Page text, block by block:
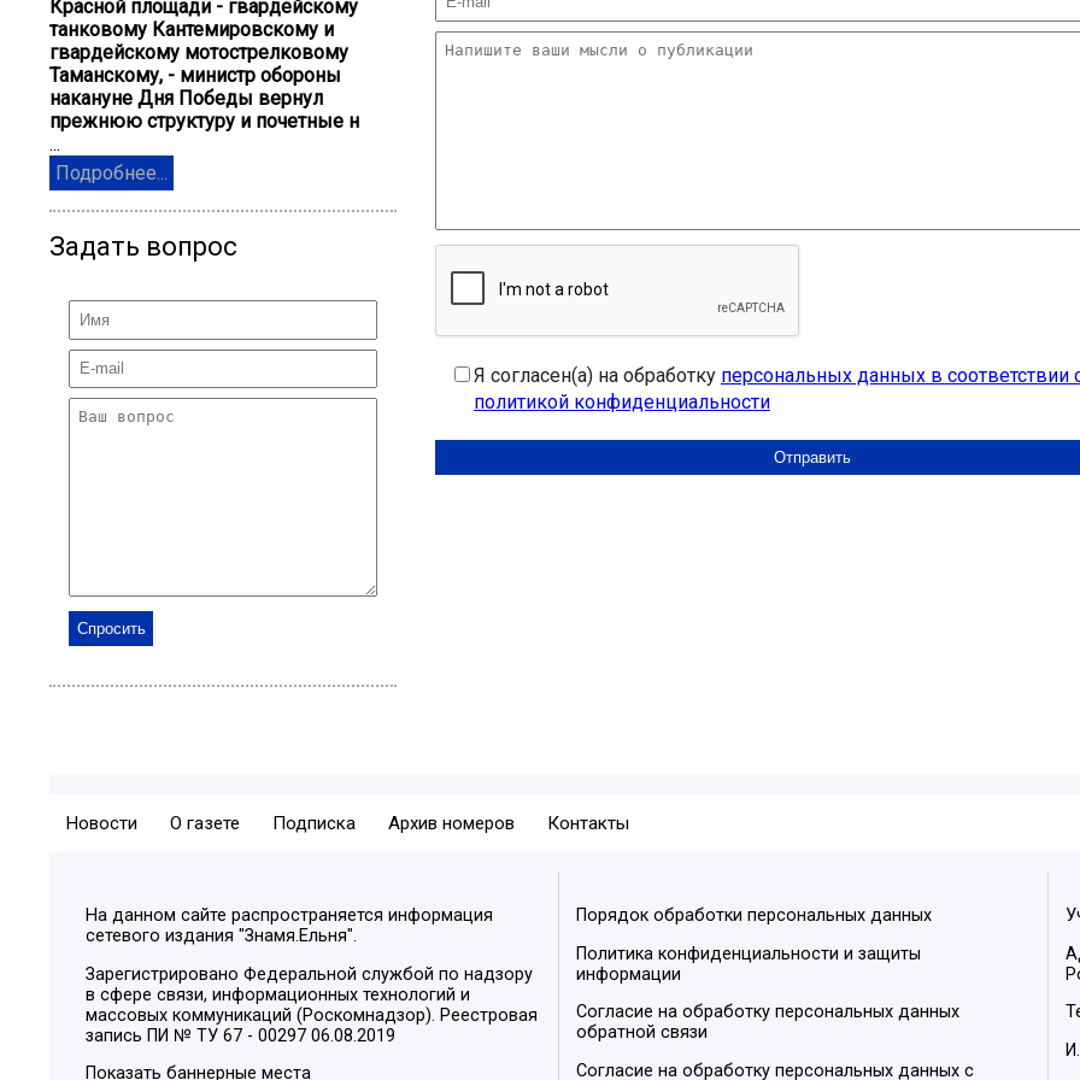
Красной площади - гвардейскому
танковому Кантемировскому и
гвардейскому мотострелковому
Таманскому, - министр обороны
накануне Дня Победы вернул
прежнюю структуру и почетные н
...
Подробнее...
Задать вопрос
Я согласен(а) на обработку персональных данных в соответствии
политикой конфиденциальности
Новости О газете Подписка Архив номеров Контакты
На данном сайте распространяется информация
сетевого издания "Знамя.Ельня".
Зарегистрировано Федеральной службой по надзору
в сфере связи, информационных технологий и
массовых коммуникаций (Роскомнадзор). Реестровая
запись ПИ № ТУ 67 - 00297 06.08.2019
Показать баннерные места
Порядок обработки персональных данных
Политика конфиденциальности и защиты
информации
Согласие на обработку персональных данных
обратной связи
Согласие на обработку персональных данных с